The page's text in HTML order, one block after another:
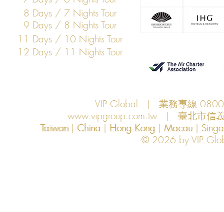
8 Days / 7 Nights Tour
9 Days / 8 Nights Tour
11 Days / 10 Nights Tour
12 Days / 11 Nights Tour
VIP Global | 業務專線
www.vipgroup.com.tw | 臺北市信
Taiwan | China | Hong Kong | Macau |
Hong Kong
China Macau
Taiwan
© 2026 by VIP